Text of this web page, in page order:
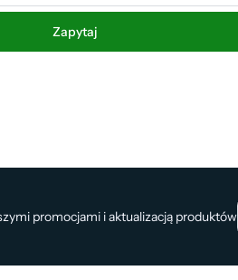
promocjami i aktualizacją produktów